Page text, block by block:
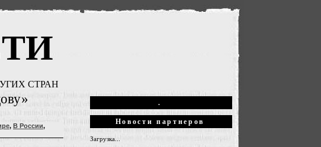
СТРАН
, В России,
.
Новости партнеров
Загрузка...